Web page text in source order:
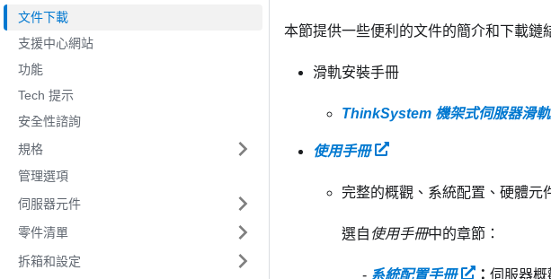
文件下載
支援中心網站
功能
Tech 提示
安全性諮詢
規格
管理選項
伺服器元件
零件清單
拆箱和設定
本節提供一些便利的文件的簡介和下載鏈
滑軌安裝手冊
ThinkSystem 機架式伺服器滑
使用手冊
完整的概觀、系統配置、硬體元
選自 使用手冊中的章節：
系統配置手冊 ： 伺服器概